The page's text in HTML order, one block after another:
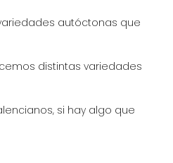
autóctonas que
distintas variedades
si hay algo que